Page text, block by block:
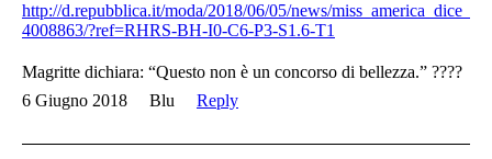
http://d.repubblica.it/moda/2018/06/05/news/
4008863/?ref=RHRS-BH-I0-C6-P3-S1.6-T1
Magritte dichiara: “Questo non è un concorso di bellezza.” ????
6 Giugno 2018
Blu Reply